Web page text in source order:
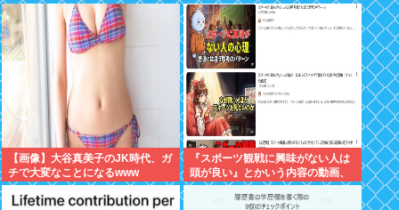
【画像】大谷真美子のJK時代、ガ
チで大変なことになるwww
『スポーツ観戦に興味がない人は
頭が良い』とかいう内容の動画、
何故か日本人に大受けしてバズり
まくるwww